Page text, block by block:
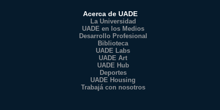
Acerca de UADE
La Universidad
UADE en los Medios
Desarrollo Profesional
Biblioteca
UADE Labs
UADE Art
UADE Hub
Deportes
UADE Housing
Trabajá con nosotros